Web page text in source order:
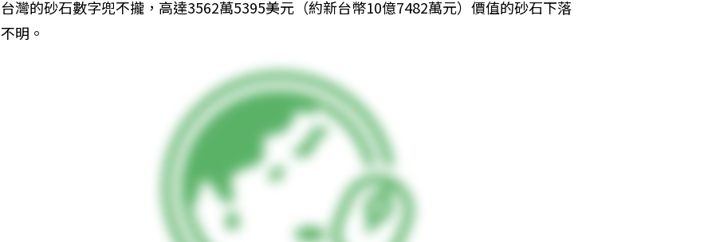
台灣的砂石數字兜不攏，高達3562萬5395美元（約新台幣10億7482萬元）價值的砂石下落
不明。